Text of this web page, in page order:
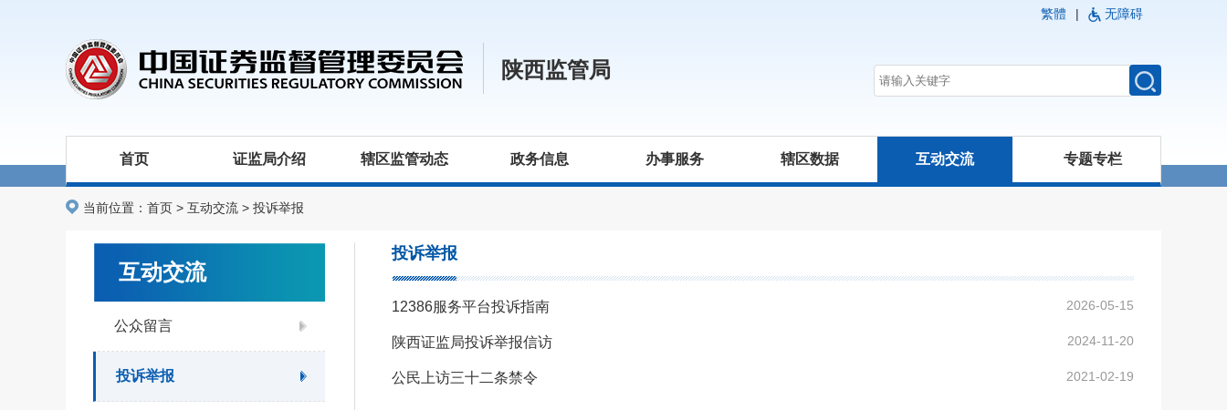
繁體 | 无障碍
陕西监管局
首页 证监局介绍 辖区监管动态 政务信息 办事服务 辖区数据 互动交流 专题专栏
当前位置： 首页 > 互动交流 > 投诉举报
互动交流
公众留言
投诉举报
投诉举报
12386服务平台投诉指南 2026-05-15
陕西证监局投诉举报信访 2024-11-20
公民上访三十二条禁令 2021-02-19